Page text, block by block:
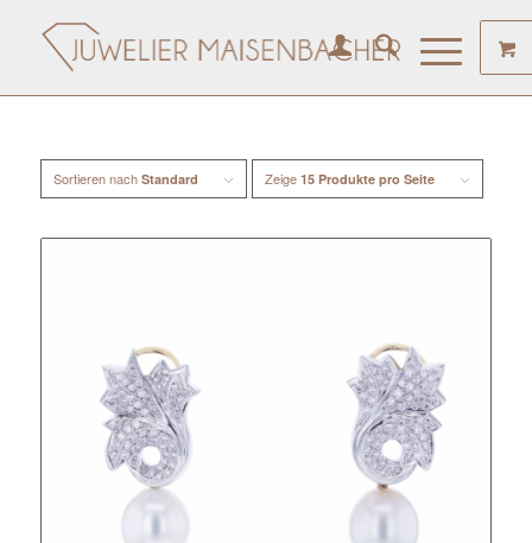
Sortieren nach Standard Zeige 15 Produkte pro Seite